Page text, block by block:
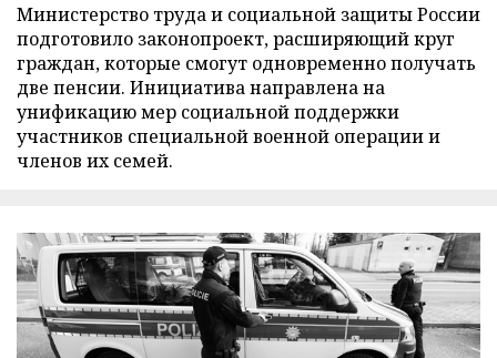
Министерство труда и социальной защиты России
подготовило законопроект, расширяющий круг
граждан, которые смогут одновременно получать
две пенсии. Инициатива направлена на
унификацию мер социальной поддержки
участников специальной военной операции и
членов их семей.